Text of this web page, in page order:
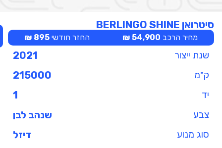
סיטרואן BERLINGO SHINE
מחיר הרכב 54,900 ₪ החזר חודשי 895 ₪
שנת ייצור 2021
ק"מ 215000
יד 1
צבע שנהב לבן
סוג מנוע דיזל